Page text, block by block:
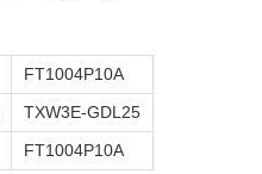
FT1004P10A
TXW3E-GDL25
FT1004P10A